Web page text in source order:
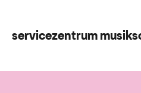
servicezentrum